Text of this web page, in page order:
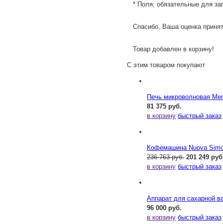
* Поля, обязательные для
Спасибо, Ваша оценка
Товар добавлен в корзину!
С этим товаром покупают
Печь микроволновая
81 375 руб.
в корзину быстрый заказ
Кофемашина Nuova
236 763 руб. 201 249
в корзину быстрый заказ
Аппарат для сахарной
96 000 руб.
в корзину быстрый заказ